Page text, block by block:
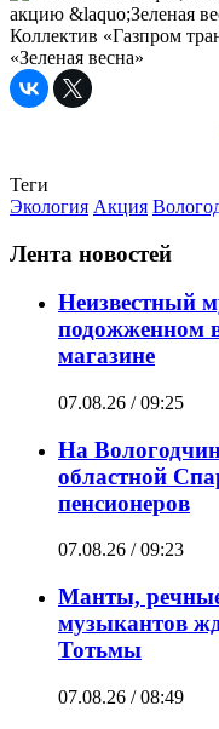
Коллектив «Газпром
«Зеленая весна»
Теги
Экология Акция
Лента новостей
Неизвестный
подожженном
магазине
07.08.26 / 09:25
На
областной
пенсионеров
07.08.26 / 09:23
Манты,
музыкантов
Тотьмы
07.08.26 / 08:49